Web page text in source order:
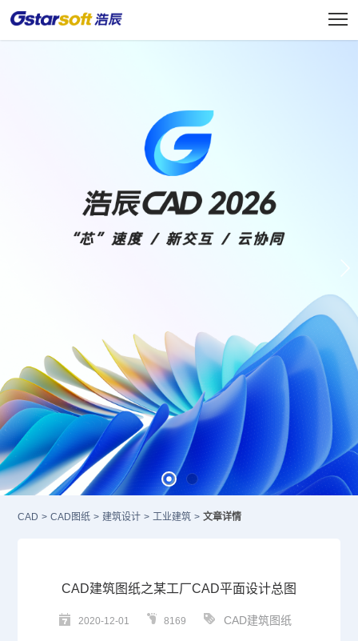
CAD > CAD图纸 > 建筑设计 > 工业建筑 > 文章详情
CAD建筑图纸之某工厂CAD平面设计总图
2020-12-01 8169 CAD建筑图纸